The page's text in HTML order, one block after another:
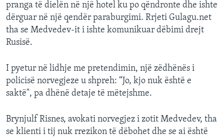
pranga të dielën në një hotel ku po qëndronte dhe ishte
dërguar në një qendër paraburgimi. Rrjeti Gulagu.net
tha se Medvedev-it i ishte komunikuar dëbimi drejt
Rusisë.
I pyetur në lidhje me pretendimin, një zëdhënës i
policisë norvegjeze u shpreh: “Jo, kjo nuk është e
saktë", pa dhënë detaje të mëtejshme.
Brynjulf Risnes, avokati norvegjez i zotit Medvedev, tha
se klienti i tij nuk rrezikon të dëbohet dhe se ai është